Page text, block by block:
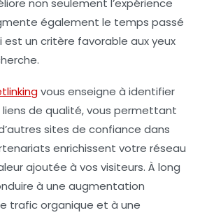
non seulement l’expérience
également le temps passé
est un critère favorable aux yeux
vous enseigne à identifier
de qualité, vous permettant
sites de confiance dans
enrichissent votre réseau
ajoutée à vos visiteurs. À long
à une augmentation
trafic organique et à une